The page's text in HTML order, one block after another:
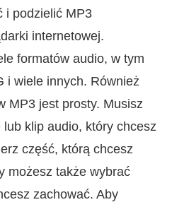
i podzielić MP3
internetowej.
formatów audio, w tym
i wiele innych. Również
MP3 jest prosty. Musisz
lub klip audio, który chcesz
część, którą chcesz
możesz także wybrać
zachować. Aby